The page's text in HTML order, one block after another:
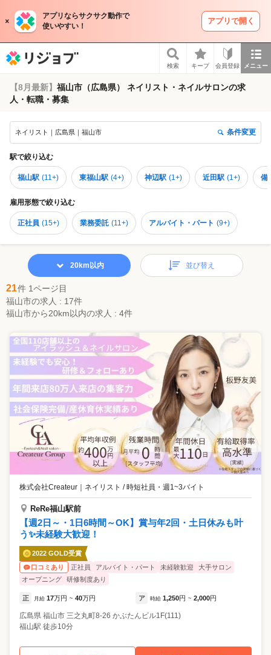
アプリならサクサク動作で
使いやすい！
アプリで開く
検索 キープ 会員登録 メニュー
【8月最新】 福山市（広島県） ネイリスト・ネイルサロンの求
人・転職・募集
ネイリスト｜広島県｜福山市 条件変更
駅で絞り込む
福山駅 (11+) 東福山駅 (4+) 神辺駅 (1+) 近田駅 (1+) 備
雇用形態で絞り込む
正社員 (15+) 業務委託 (11+) アルバイト・パート (9+)
21件 1ページ目
福山市の求人 : 17件
福山市から20km以内の求人 : 4件
20km以内 並び替え
株式会社Createur ネイリスト / 時短社員・週1~3バイト
ReRe福山駅前
【週2日～・1日6時間～OK】賞与年2回・土日休みも叶
う✨未経験大歓迎！
2022 GOLD受賞
口コミあり
正社員 アルバイト・パート 未経験歓迎
大手サロン
オープニング
研修制度あり
正 月給 17万円 ~ 40万円 ア 時給 1,250円 ~ 2,000円
広島県 福山市 三之丸町8-26 かぶたんビル1F(111)
福山駅 徒歩10分